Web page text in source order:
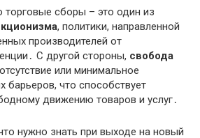
торговые сборы – это один из
, политики, направленной
производителей от
С другой стороны, свобода
или минимальное
барьеров, что способствует
движению товаров и услуг․